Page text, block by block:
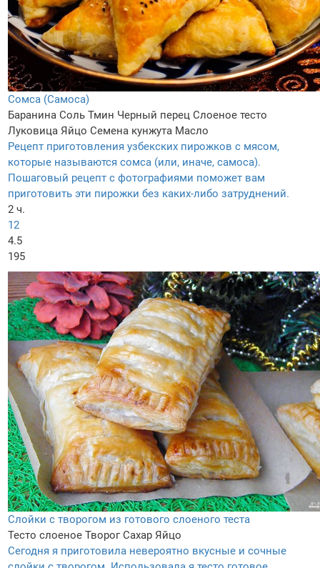
Сомса (Самоса)
Баранина Соль Тмин Черный перец Слоеное тесто
Луковица Яйцо Семена кунжута Масло
Рецепт приготовления узбекских пирожков с мясом,
которые называются сомса (или, иначе, самоса).
Пошаговый рецепт с фотографиями поможет вам
приготовить эти пирожки без каких-либо затруднений.
2 ч.
12
4.5
195
Слойки с творогом из готового слоеного теста
Тесто слоеное Творог Сахар Яйцо
Сегодня я приготовила невероятно вкусные и сочные